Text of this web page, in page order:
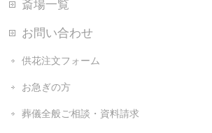
斎場一覧
お問い合わせ
供花注文フォーム
お急ぎの方
葬儀全般ご相談・資料請求